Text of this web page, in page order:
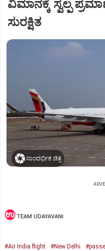
ವಿಮಾನಕ್ಕೆ ಸ್ವಲ್ಪ
ಸುರಕ್ಷಿತ
ಸಾಂದರ್ಭಿಕ ಚಿತ್ರ
TEAM UDAYAVANI
#Air India flight #New Delhi